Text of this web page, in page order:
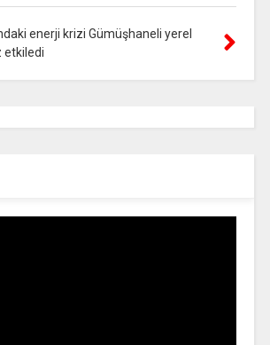
enerji krizi Gümüşhaneli yerel
etkiledi